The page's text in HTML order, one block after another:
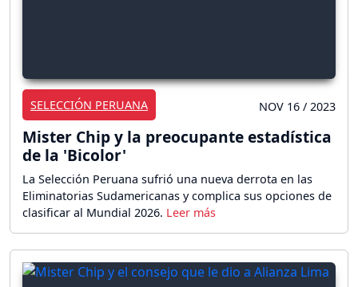
SELECCIÓN PERUANA NOV 16 / 2023
Mister Chip y la preocupante estadística
de la 'Bicolor'
La Selección Peruana sufrió una nueva derrota en las
Eliminatorias Sudamericanas y complica sus opciones de
clasificar al Mundial 2026.